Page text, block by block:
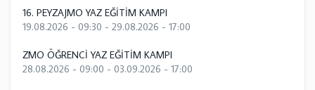
16. PEYZAJMO YAZ EĞİTİM KAMPI
19.08.2026 - 09:30 - 29.08.2026 - 17:00
ZMO ÖĞRENCİ YAZ EĞİTİM KAMPI
28.08.2026 - 09:00 - 03.09.2026 - 17:00